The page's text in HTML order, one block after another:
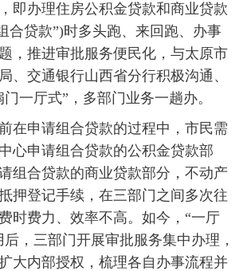
即办理住房公积金贷款和商业贷款
合贷款”)时多头跑、来回跑、办事
，推进审批服务便民化，与太原市
、交通银行山西省分行积极沟通、
一厅式”，多部门业务一趟办。
申请组合贷款的过程中，市民需
心申请组合贷款的公积金贷款部
组合贷款的商业贷款部分，不动产
押登记手续，在三部门之间多次往
时费力、效率不高。如今，“一厅
，三部门开展审批服务集中办理，
大内部授权，梳理各自办事流程并